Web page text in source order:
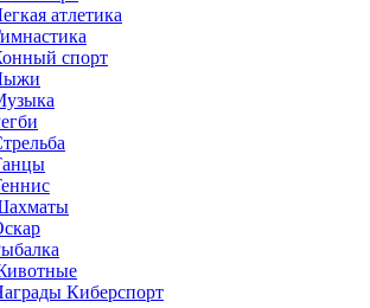
атлетика
спорт
Киберспорт